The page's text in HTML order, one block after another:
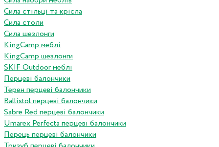
Сила стільці та крісла
Сила столи
Сила шезлонги
KingCamp меблі
KingCamp шезлонги
SKIF Outdoor меблі
Перцеві балончики
Терен перцеві балончики
Ballistol перцеві балончики
Sabre Red перцеві балончики
Umarex Perfecta перцеві балончики
Перець перцеві балончики